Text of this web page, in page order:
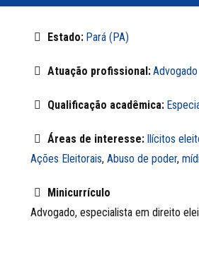
Estado: Pará (PA)
Atuação profissional:Advogado
Qualificação acadêmica:
Áreas de interesse: Ilícitos
Ações Eleitorais, Abuso de poder,
Minicurrículo
Advogado, especialista em direito